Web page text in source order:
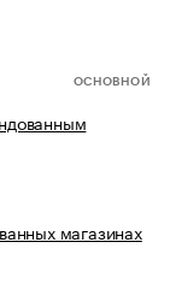
ОСНОВНОЙ
магазинах